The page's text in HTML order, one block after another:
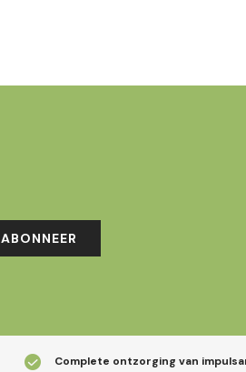
ABONNEER
Complete ontzorging van